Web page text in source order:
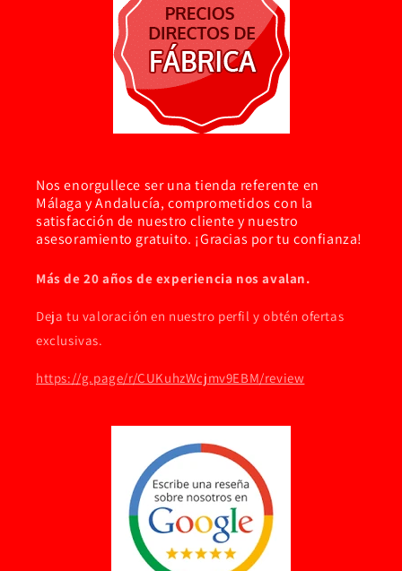
Nos enorgullece ser una tienda referente en
Málaga y Andalucía, comprometidos con la
satisfacción de nuestro cliente y nuestro
asesoramiento gratuito. ¡Gracias por tu confianza!
Más de 20 años de experiencia nos avalan.
Deja tu valoración en nuestro perfil y obtén ofertas
exclusivas.
https://g.page/r/CUKuhzWcjmv9EBM/review